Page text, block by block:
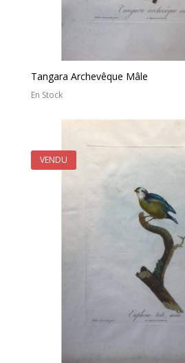
Tangara Archevêque Mâle
En Stock
VENDU